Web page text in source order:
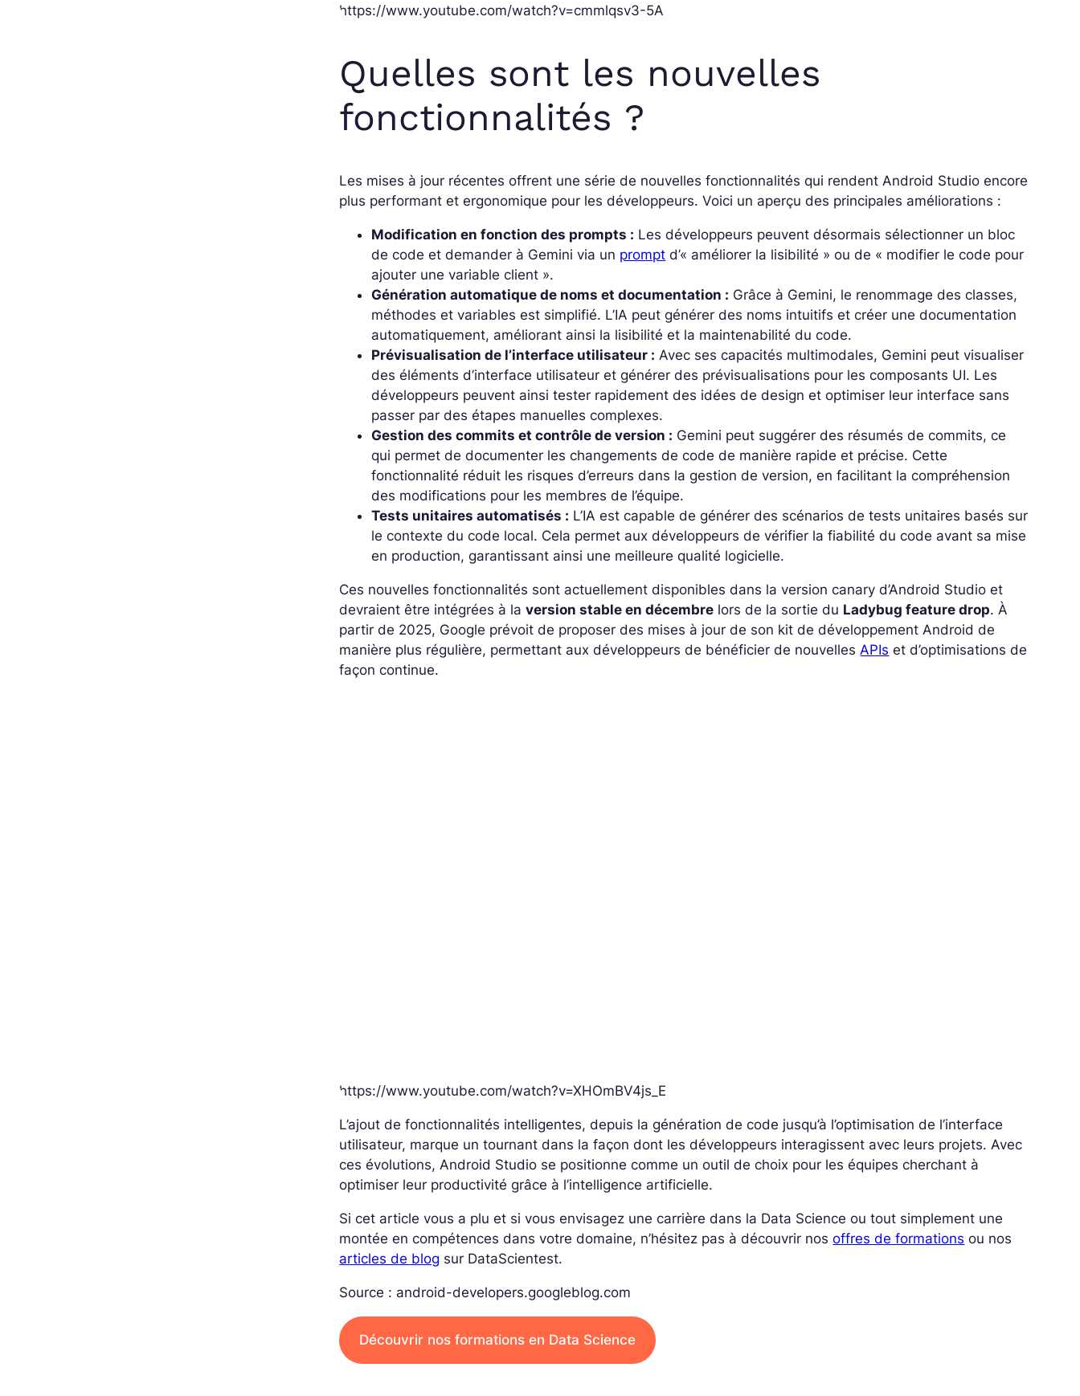
https://www.youtube.com/watch?v=cmmlqsv3-5A
Quelles sont les nouvelles
fonctionnalités ?
Les mises à jour récentes offrent une série de nouvelles fonctionnalités qui rendent Android Studio encore
plus performant et ergonomique pour les développeurs. Voici un aperçu des principales améliorations :
Modification en fonction des prompts : Les développeurs peuvent désormais sélectionner un bloc
de code et demander à Gemini via un prompt d’« améliorer la lisibilité » ou de « modifier le code pour
ajouter une variable client ».
Génération automatique de noms et documentation : Grâce à Gemini, le renommage des classes,
méthodes et variables est simplifié. L’IA peut générer des noms intuitifs et créer une documentation
automatiquement, améliorant ainsi la lisibilité et la maintenabilité du code.
Prévisualisation de l’interface utilisateur : Avec ses capacités multimodales, Gemini peut visualiser
des éléments d’interface utilisateur et générer des prévisualisations pour les composants UI. Les
développeurs peuvent ainsi tester rapidement des idées de design et optimiser leur interface sans
passer par des étapes manuelles complexes.
Gestion des commits et contrôle de version : Gemini peut suggérer des résumés de commits, ce
qui permet de documenter les changements de code de manière rapide et précise. Cette
fonctionnalité réduit les risques d’erreurs dans la gestion de version, en facilitant la compréhension
des modifications pour les membres de l’équipe.
Tests unitaires automatisés : L’IA est capable de générer des scénarios de tests unitaires basés sur
le contexte du code local. Cela permet aux développeurs de vérifier la fiabilité du code avant sa mise
en production, garantissant ainsi une meilleure qualité logicielle.
Ces nouvelles fonctionnalités sont actuellement disponibles dans la version canary d’Android Studio et
devraient être intégrées à laversion stable en décembre lors de la sortie du Ladybug feature drop. À
partir de 2025, Google prévoit de proposer des mises à jour de son kit de développement Android de
manière plus régulière, permettant aux développeurs de bénéficier de nouvelles APIs et d’optimisations de
façon continue.
https://www.youtube.com/watch?v=XHOmBV4js_E
L’ajout de fonctionnalités intelligentes, depuis la génération de code jusqu’à l’optimisation de l’interface
utilisateur, marque un tournant dans la façon dont les développeurs interagissent avec leurs projets. Avec
ces évolutions, Android Studio se positionne comme un outil de choix pour les équipes cherchant à
optimiser leur productivité grâce à l’intelligence artificielle.
Si cet article vous a plu et si vous envisagez une carrière dans la Data Science ou tout simplement une
montée en compétences dans votre domaine, n’hésitez pas à découvrir nosoffres de formations ou nos
articles de blog sur DataScientest.
Source : android-developers.googleblog.com
Découvrir nos formations en Data Science